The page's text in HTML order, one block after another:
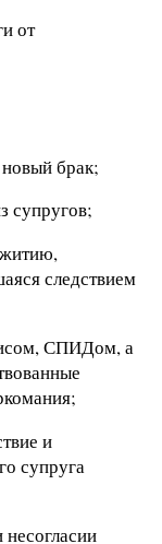
от
брак;
супругов;
следствием
СПИДом, а
и
супруга